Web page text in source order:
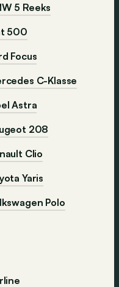
5 Reeks
500
Focus
C-Klasse
Astra
208
Clio
Yaris
Polo